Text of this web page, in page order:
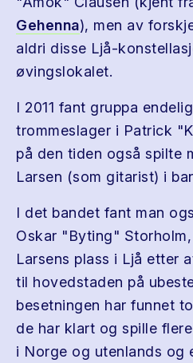
Gehenna), men av
aldri disse Ljå-
øvingslokalet.
I 2011 fant gruppa
trommeslager i Patrick
på den tiden også spilte
Larsen (som gitarist) i
I det bandet fant man
Oskar "Byting"
Larsens plass i Ljå etter
til hovedstaden på
besetningen har funnet
de har klart og spille
i Norge og utenlands og